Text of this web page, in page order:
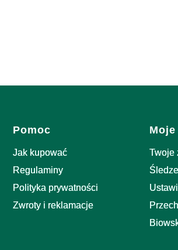
Linki w stopce
Pomoc
Jak kupować
Regulaminy
Polityka prywatności
Zwroty i reklamacje
Twoje